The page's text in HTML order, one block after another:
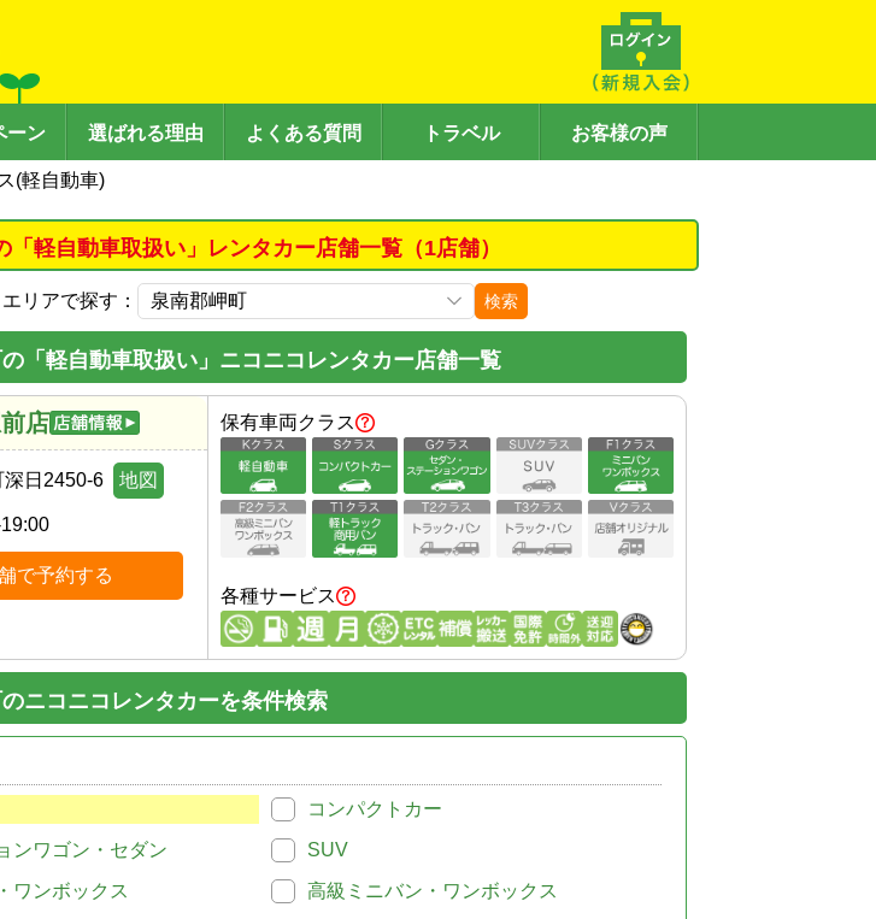
ーン 選ばれる理由 よくある質問 トラベル お客様の声
(軽自動車)
「軽自動車取扱い」レンタカー店舗一覧（1店舗）
エリアで探す： 検索
「軽自動車取扱い」ニコニコレンタカー店舗一覧
店
深日2450-6 地図
で予約する
保有車両クラス
各種サービス
ニコニコレンタカーを条件検索
コンパクトカー
ンワゴン・セダン
SUV
ワンボックス
高級ミニバン・ワンボックス